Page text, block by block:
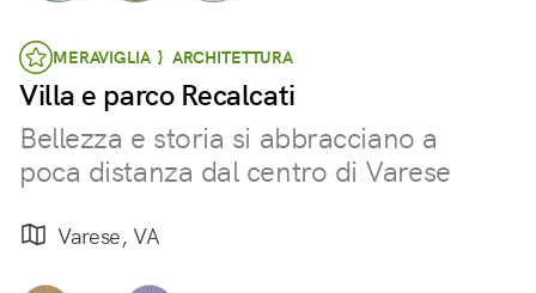
MERAVIGLIA } ARCHITETTURA
Villa e parco Recalcati
Bellezza e storia si abbracciano a
poca distanza dal centro di Varese
Varese, VA